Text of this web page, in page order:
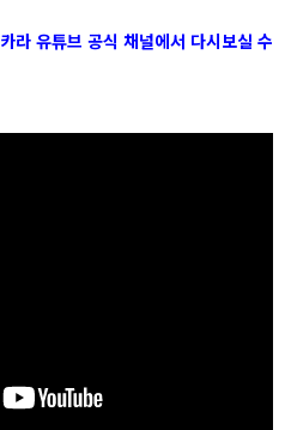
라 유튜브 공식 채널에서 다시보실 수